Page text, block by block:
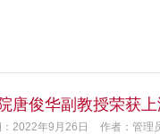
唐俊华副教授荣获
：2022年9月26日 作者：管理